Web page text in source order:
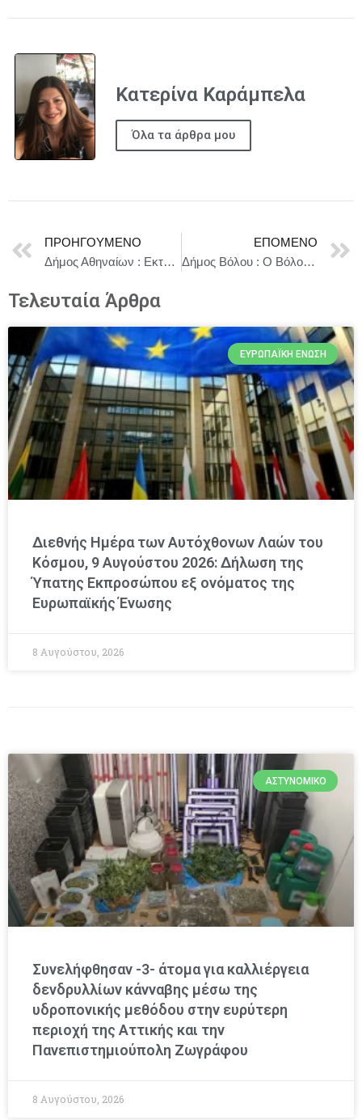
Κατερίνα Καράμπελα
Όλα τα άρθρα μου
ΠΡΟΗΓΟΎΜΕΝΟ
Δήμος Αθηναίων : Εκτέλεση εργασιών τεχνικής φύσεως στο Τμήμα 22 του Γ΄ Κοιμητηρίου Αθηνών
ΕΠΌΜΕΝΟ
Δήμος Βόλου : Ο Βόλος γίνεται “Έξυπνη Πόλη” με 12 καινοτόμες δράσεις
Τελευταία Άρθρα
ΕΥΡΩΠΑΪΚΉ ΈΝΩΣΗ
Διεθνής Ημέρα των Αυτόχθονων Λαών του
Κόσμου, 9 Αυγούστου 2026: Δήλωση της
Ύπατης Εκπροσώπου εξ ονόματος της
Ευρωπαϊκής Ένωσης
8 Αυγούστου, 2026
ΑΣΤΥΝΟΜΙΚΌ
Συνελήφθησαν -3- άτομα για καλλιέργεια
δενδρυλλίων κάνναβης μέσω της
υδροπονικής μεθόδου στην ευρύτερη
περιοχή της Αττικής και την
Πανεπιστημιούπολη Ζωγράφου
8 Αυγούστου, 2026